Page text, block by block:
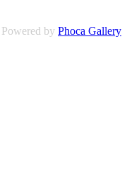
Powered by Phoca Gallery